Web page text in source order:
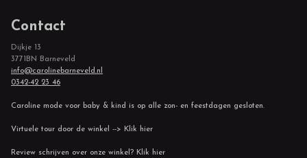
Contact
Dijkje 13
3771BN Barneveld
info@carolinebarneveld.nl
0342-42 23 46
Caroline mode voor baby & kind is op alle zon- en feestdagen gesloten.
Virtuele tour door de winkel --> Klik hier
Review schrijven over onze winkel? Klik hier